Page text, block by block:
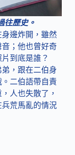
往歷史。
邊炸開，雖然
；他也曾好奇
到底是誰？
弟，跟在二伯身
二伯語帶自責
人也失散了，
荒馬亂的情況